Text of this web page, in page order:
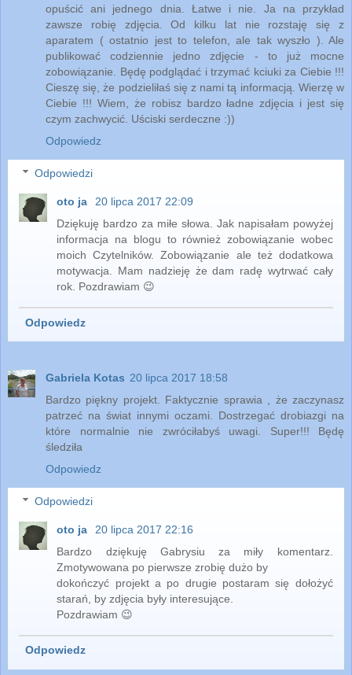
opuścić ani jednego dnia. Łatwe i nie. Ja na przykład
zawsze robię zdjęcia. Od kilku lat nie rozstaję się z
aparatem ( ostatnio jest to telefon, ale tak wyszło ). Ale
publikować codziennie jedno zdjęcie - to już mocne
zobowiązanie. Będę podglądać i trzymać kciuki za Ciebie !!!
Cieszę się, że podzieliłaś się z nami tą informacją. Wierzę w
Ciebie !!! Wiem, że robisz bardzo ładne zdjęcia i jest się
czym zachwycić. Uściski serdeczne :))
Odpowiedz
Odpowiedzi
oto ja
20 lipca 2017 22:09
Dziękuję bardzo za miłe słowa. Jak napisałam powyżej
informacja na blogu to również zobowiązanie wobec
moich Czytelników. Zobowiązanie ale też dodatkowa
motywacja. Mam nadzieję że dam radę wytrwać cały
rok. Pozdrawiam 😉
Odpowiedz
Gabriela Kotas 20 lipca 2017 18:58
Bardzo piękny projekt. Faktycznie sprawia , że zaczynasz
patrzeć na świat innymi oczami. Dostrzegać drobiazgi na
które normalnie nie zwróciłabyś uwagi. Super!!! Będę
śledziła
Odpowiedz
Odpowiedzi
oto ja
20 lipca 2017 22:16
Bardzo dziękuję Gabrysiu za miły komentarz.
Zmotywowana po pierwsze zrobię dużo by
dokończyć projekt a po drugie postaram się dołożyć
starań, by zdjęcia były interesujące.
Pozdrawiam 😉
Odpowiedz